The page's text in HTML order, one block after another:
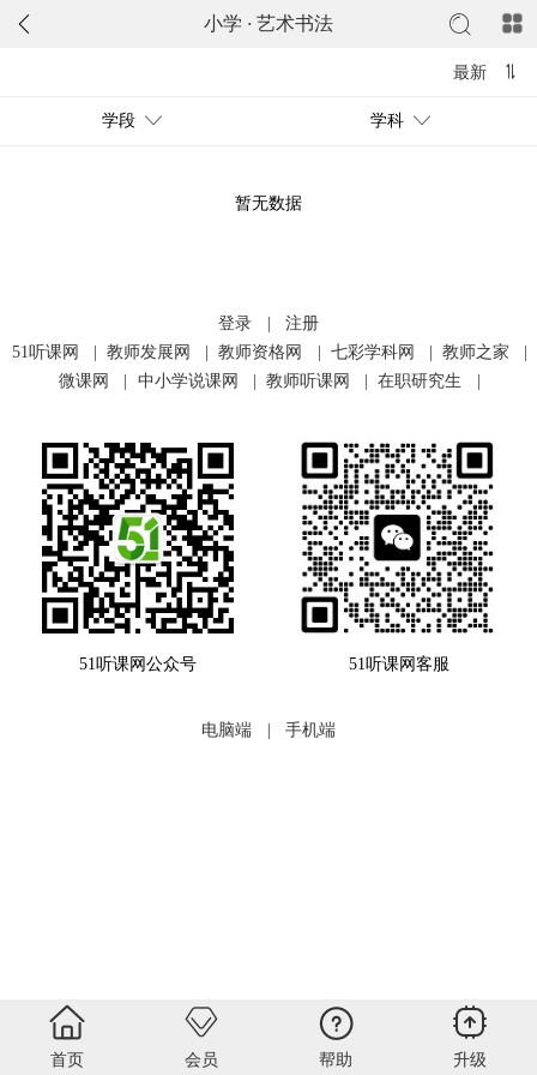
小学 · 艺术书法
最新
学段 学科
暂无数据
登录
注册
51听课网
教师发展网 教师资格网 七彩学科网 教师之家
微课网
中小学说课网 教师听课网 在职研究生
51听课网公众号 51听课网客服
电脑端 手机端
首页 会员 帮助 升级